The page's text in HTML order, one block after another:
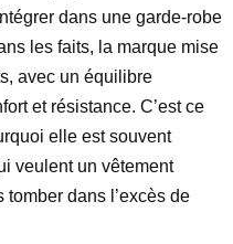
dans une garde-robe
les faits, la marque mise
avec un équilibre
et résistance. C’est ce
elle est souvent
veulent un vêtement
dans l’excès de